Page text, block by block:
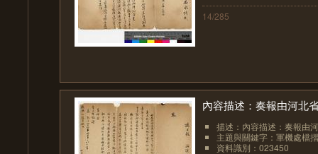
14/285
內容描述：奏報由河北
描述：內容描述：奏報由
主題與關鍵字：軍機處檔
資料識別：023450